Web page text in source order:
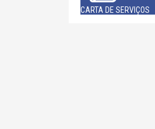
CARTA DE SERVIÇOS